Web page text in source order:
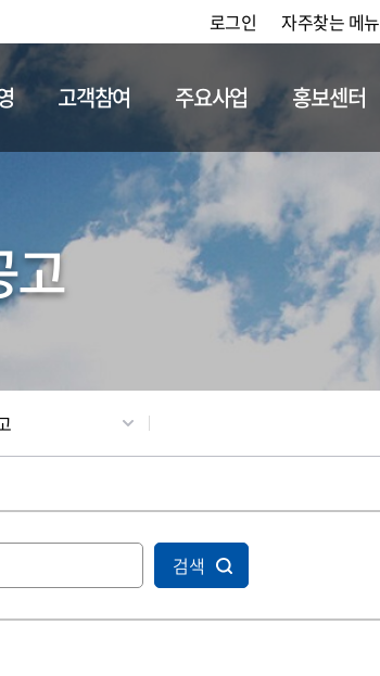
로그인 자주찾는 메뉴
채용정보
고객참여 주요사업 홍보센터
고
검색